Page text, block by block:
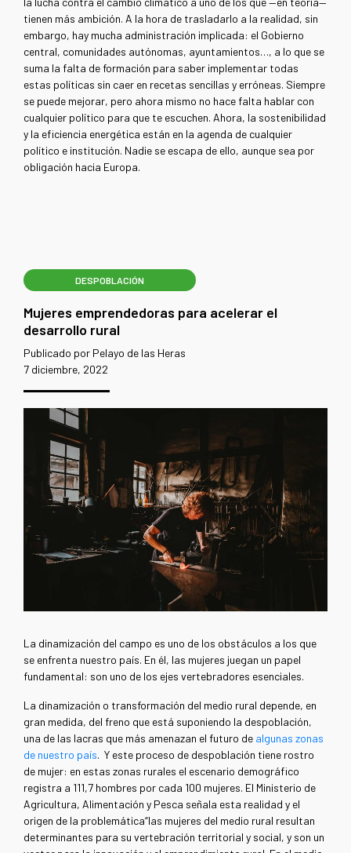
tienen más ambición. A la hora de trasladarlo a la realidad, sin
embargo, hay mucha administración implicada: el Gobierno
central, comunidades autónomas, ayuntamientos…, a lo que se
suma la falta de formación para saber implementar todas
estas políticas sin caer en recetas sencillas y erróneas. Siempre
se puede mejorar, pero ahora mismo no hace falta hablar con
cualquier político para que te escuchen. Ahora, la sostenibilidad
y la eficiencia energética están en la agenda de cualquier
político e institución. Nadie se escapa de ello, aunque sea por
obligación hacia Europa.
DESPOBLACIÓN
Mujeres emprendedoras para acelerar el
desarrollo rural
Publicado por Pelayo de las Heras
7 diciembre, 2022
La dinamización del campo es uno de los obstáculos a los que
se enfrenta nuestro país. En él, las mujeres juegan un papel
fundamental: son uno de los ejes vertebradores esenciales.
La dinamización o transformación del medio rural depende, en
gran medida, del freno que está suponiendo la despoblación,
una de las lacras que más amenazan el futuro de algunas zonas
de nuestro país. Y este proceso de despoblación tiene rostro
de mujer: en estas zonas rurales el escenario demográfico
registra a 111,7 hombres por cada 100 mujeres. El Ministerio de
Agricultura, Alimentación y Pesca señala esta realidad y el
origen de la problemática“las mujeres del medio rural resultan
determinantes para su vertebración territorial y social, y son un